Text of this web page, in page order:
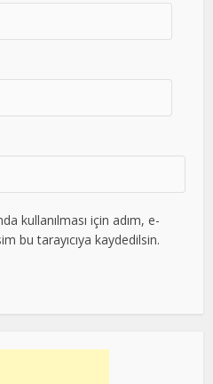
kullanılması için adım, e-
bu tarayıcıya kaydedilsin.